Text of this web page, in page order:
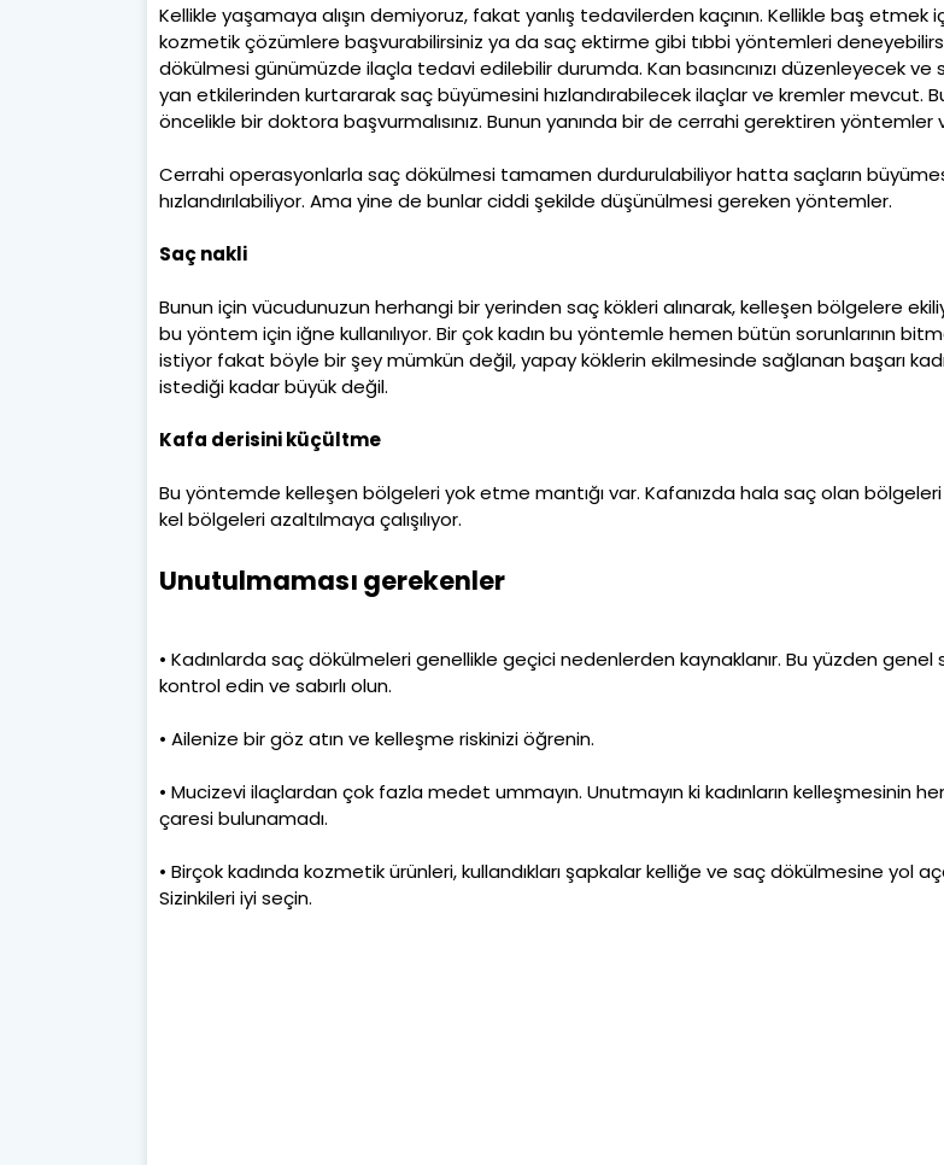
Kellikle yaşamaya alışın demiyoruz, fakat yanlış tedavilerden kaçının. Kellikle baş etmek
kozmetik çözümlere başvurabilirsiniz ya da saç ektirme gibi tıbbi yöntemleri
dökülmesi günümüzde ilaçla tedavi edilebilir durumda. Kan basıncınızı düzenleyecek ve
yan etkilerinden kurtararak saç büyümesini hızlandırabilecek ilaçlar ve kremler mevcut.
öncelikle bir doktora başvurmalısınız. Bunun yanında bir de cerrahi gerektiren yöntemler
Cerrahi operasyonlarla saç dökülmesi tamamen durdurulabiliyor hatta saçların
hızlandırılabiliyor. Ama yine de bunlar ciddi şekilde düşünülmesi gereken yöntemler.
Saç nakli
Bunun için vücudunuzun herhangi bir yerinden saç kökleri alınarak, kelleşen bölgelere
bu yöntem için iğne kullanılıyor. Bir çok kadın bu yöntemle hemen bütün sorunlarının
istiyor fakat böyle bir şey mümkün değil, yapay köklerin ekilmesinde sağlanan başarı
istediği kadar büyük değil.
Kafa derisini küçültme
Bu yöntemde kelleşen bölgeleri yok etme mantığı var. Kafanızda hala saç olan
kel bölgeleri azaltılmaya çalışılıyor.
Unutulmaması gerekenler
• Kadınlarda saç dökülmeleri genellikle geçici nedenlerden kaynaklanır. Bu yüzden genel
kontrol edin ve sabırlı olun.
• Ailenize bir göz atın ve kelleşme riskinizi öğrenin.
• Mucizevi ilaçlardan çok fazla medet ummayın. Unutmayın ki kadınların kelleşmesinin
çaresi bulunamadı.
• Birçok kadında kozmetik ürünleri, kullandıkları şapkalar kelliğe ve saç dökülmesine yol
Sizinkileri iyi seçin.